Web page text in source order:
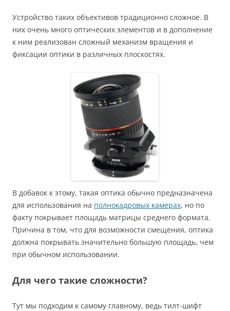
Устройство таких объективов традиционно сложное. В
них очень много оптических элементов и в дополнение
к ним реализован сложный механизм вращения и
фиксации оптики в различных плоскостях.
В добавок к этому, такая оптика обычно предназначена
для использования на полнокадровых камерах, но по
факту покрывает площадь матрицы среднего формата.
Причина в том, что для возможности смещения, оптика
должна покрывать значительно большую площадь, чем
при обычном использовании.
Для чего такие сложности?
Тут мы подходим к самому главному, ведь тилт-шифт